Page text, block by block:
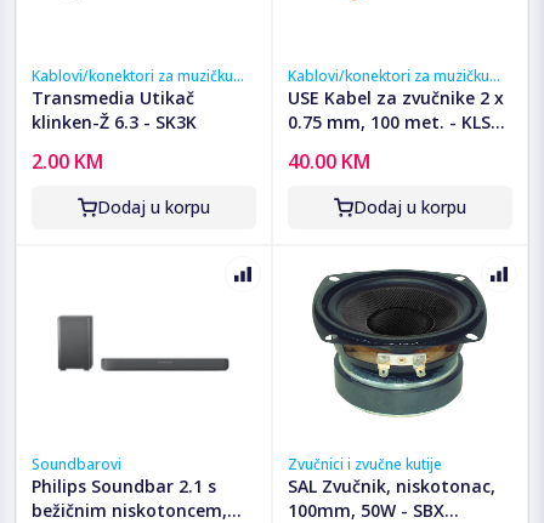
Kablovi/konektori za muzičku
opremu
Transmedia Utikač
klinken-Ž 6.3 - SK3K
2.00 KM
Dodaj u korpu
Kablovi/konektori za muzičku
opremu
USE Kabel za zvučnike 2 x
0.75 mm, 100 met. - KLS
40.00 KM
Dodaj u korpu
Soundbarovi
Philips Soundbar 2.1 s
bežičnim niskotoncem,
Zvučnici i zvučne kutije
SAL Zvučnik, niskotonac,
100mm, 50W - SBX